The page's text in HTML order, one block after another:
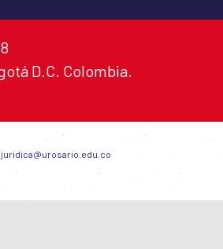
D.C. Colombia.
juridica@urosario.edu.co